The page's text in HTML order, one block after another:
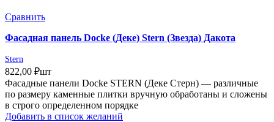
Сравнить
Фасадная панель Docke (Деке) Stern (Звезда) Дакота
Stern
822,00 ₽шт
Фасадные панели Docke STERN (Деке Стерн) — различные
по размеру каменные плитки вручную обработаны и сложены
в строго определенном порядке
Добавить в список желаний